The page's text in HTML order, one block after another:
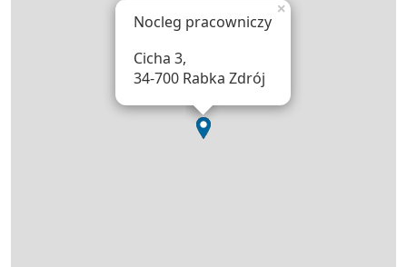
Nocleg pracowniczy
Cicha 3,
34-700 Rabka Zdrój
×